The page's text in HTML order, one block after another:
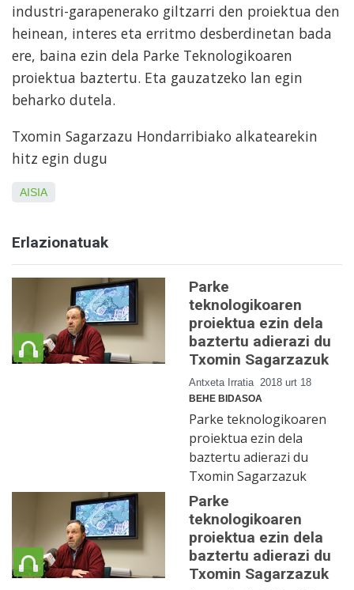
industri-garapenerako giltzarri den proiektua den
heinean, interes eta erritmo desberdinetan bada
ere, baina ezin dela Parke Teknologikoaren
proiektua baztertu. Eta gauzatzeko lan egin
beharko dutela.
Txomin Sagarzazu Hondarribiako alkatearekin
hitz egin dugu
AISIA
Erlazionatuak
Parke
teknologikoaren
proiektua ezin dela
baztertu adierazi du
Txomin Sagarzazuk
Antxeta Irratia 2018 urt 18
BEHE BIDASOA
Parke teknologikoaren
proiektua ezin dela
baztertu adierazi du
Txomin Sagarzazuk
Parke
teknologikoaren
proiektua ezin dela
baztertu adierazi du
Txomin Sagarzazuk